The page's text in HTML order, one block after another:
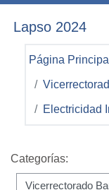
Lapso 2024
Página Principal
Electricidad
Categorías: